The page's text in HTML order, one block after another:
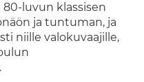
luvun klassisen
ja tuntuman, ja
niille valokuvaajille,